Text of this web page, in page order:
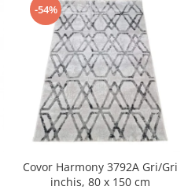
-54%
Covor Harmony 3792A Gri/Gri
inchis, 80 x 150 cm